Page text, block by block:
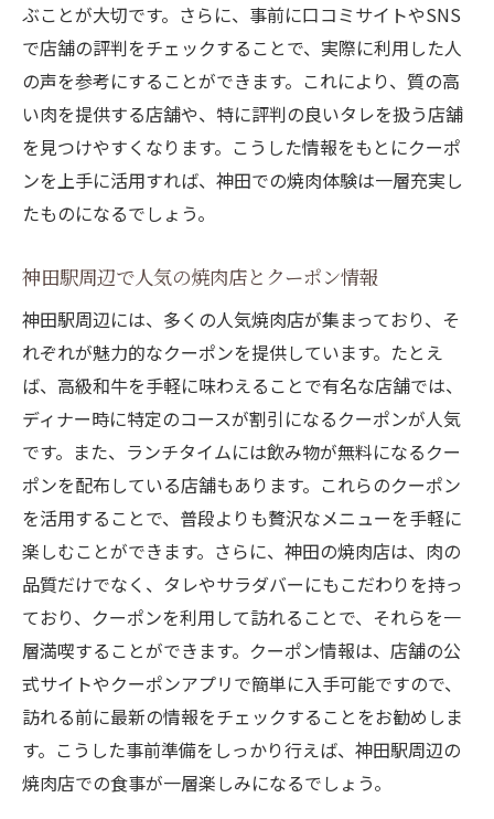
クーポン利用でかなえる神田の焼肉グルメ
体験
神田駅周辺の焼肉店で使えるクーポンの見
つけ方
神田での焼肉をより楽しむためのクーポン
戦略
極の肉体験
ポン活用法
クーポンで体験する神田のプレミアム焼肉
焼肉クーポンで叶える神田ならではの食事
体験
神田駅の焼肉店で特別なひと時をクーポン
で味わう
クーポン活用で極みの焼肉体験を神田で実
現
神田での肉体験をクーポンでさらに充実さ
せる方法
神田での焼肉をもっと楽しくするクーポン活用
法
クーポンでお得に！神田の焼肉店の選び方
神田駅周辺の焼肉店クーポン利用のコツ
ぶことが大切です。さらに、事前に口コミサイトやSNS
で店舗の評判をチェックすることで、実際に利用した人
の声を参考にすることができます。これにより、質の高
い肉を提供する店舗や、特に評判の良いタレを扱う店舗
を見つけやすくなります。こうした情報をもとにクーポ
ンを上手に活用すれば、神田での焼肉体験は一層充実し
たものになるでしょう。
神田駅周辺で人気の焼肉店とクーポン情報
神田駅周辺には、多くの人気焼肉店が集まっており、そ
れぞれが魅力的なクーポンを提供しています。たとえ
ば、高級和牛を手軽に味わえることで有名な店舗では、
ディナー時に特定のコースが割引になるクーポンが人気
です。また、ランチタイムには飲み物が無料になるクー
ポンを配布している店舗もあります。これらのクーポン
を活用することで、普段よりも贅沢なメニューを手軽に
楽しむことができます。さらに、神田の焼肉店は、肉の
品質だけでなく、タレやサラダバーにもこだわりを持っ
ており、クーポンを利用して訪れることで、それらを一
層満喫することができます。クーポン情報は、店舗の公
式サイトやクーポンアプリで簡単に入手可能ですので、
訪れる前に最新の情報をチェックすることをお勧めしま
す。こうした事前準備をしっかり行えば、神田駅周辺の
焼肉店での食事が一層楽しみになるでしょう。